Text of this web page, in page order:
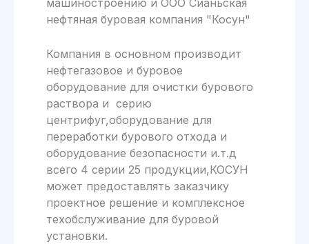
машиностроению и ООО Сианьская
нефтяная буровая компания "Косун"
Компания в основном производит
нефтегазовое и буровое
оборудование для очистки бурового
раствора и серию
центрифуг,оборудование для
переработки бурового отхода и
оборудование безопасности и.т.д
всего 4 серии 25 продукции,КОСУН
может предоставлять заказчику
проектное решение и комплексное
техобслуживание для буровой
установки.